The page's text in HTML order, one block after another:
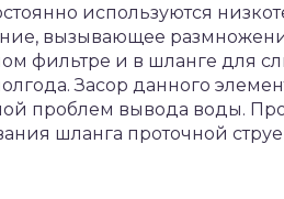
используются
вызывающее
фильтре и в шланге для
Засор данного
проблем вывода воды.
шланга проточной